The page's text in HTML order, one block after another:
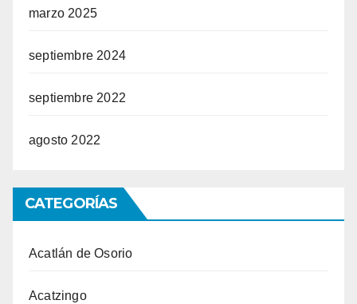
marzo 2025
septiembre 2024
septiembre 2022
agosto 2022
CATEGORÍAS
Acatlán de Osorio
Acatzingo